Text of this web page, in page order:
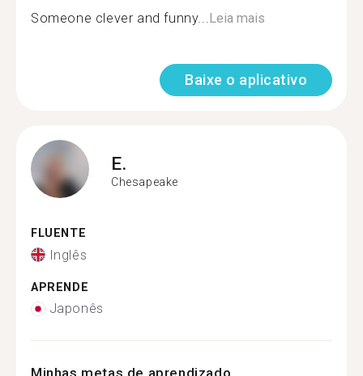
Someone clever and funny...Leia mais
Baixe o aplicativo
E.
Chesapeake
FLUENTE
Inglês
APRENDE
Japonês
Minhas metas de aprendizado